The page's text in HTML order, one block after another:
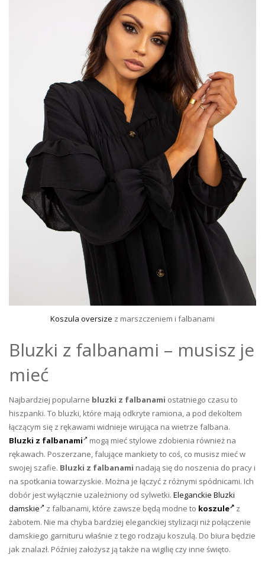
Koszula oversize z marszczeniem i falbanami
Bluzki z falbanami – musisz je
mieć
Najbardziej popularne bluzki z falbanami ostatniego czasu to
hiszpanki. To bluzki, które mają odkryte ramiona, a pod dekoltem
łączącym się z rękawami widnieje wirująca na wietrze falbana.
Bluzki z falbanami
mogą mieć stylowe zdobienia również na
rękawach. Poszerzane, falujące mankiety to coś, co musisz mieć w
swojej szafie. Bluzki z falbanami nadają się do noszenia do pracy i
na spotkania towarzyskie. Można je łączyć z różnymi spódnicami. Ich
dobór jest wyłącznie uzależniony od sylwetki. Eleganckie Bluzki
damskie
z falbanami, które zawsze będą modne to koszule
z
żabotem. Nie ma chyba bardziej eleganckiej stylizacji niż połączenie
damskiego garnituru właśnie z tego rodzaju koszulą. Do biura będzie
jak znalazł. Później założysz ją także na wigilię czy inne święto.